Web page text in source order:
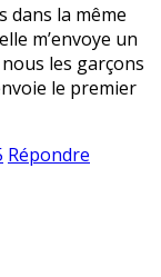
dans la même
m’envoye un
les garçons
le premier
Répondre